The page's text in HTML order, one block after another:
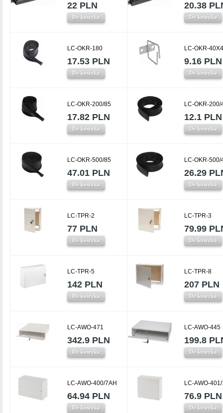
22 PLN
Do koszyka
20.38
Do koszyka
LC-OKR-180
17.53 PLN
Do koszyka
LC-OKR-
9.16 PLN
Do koszyka
LC-OKR-200/85
17.82 PLN
Do koszyka
LC-OKR-200/
12.1 PLN
Do koszyka
LC-OKR-500/85
47.01 PLN
Do koszyka
LC-OKR-500/
26.29
Do koszyka
LC-TPR-2
77 PLN
Do koszyka
LC-TPR-3
79.99
Do koszyka
LC-TPR-5
142 PLN
Do koszyka
LC-TPR-8
207 PLN
Do koszyka
LC-AWO-471
342.9 PLN
Do koszyka
LC-AWO-445
199.8
Do koszyka
LC-AWO-400/7AH
64.94 PLN
Do koszyka
LC-AWO-
76.9 PLN
Do koszyka